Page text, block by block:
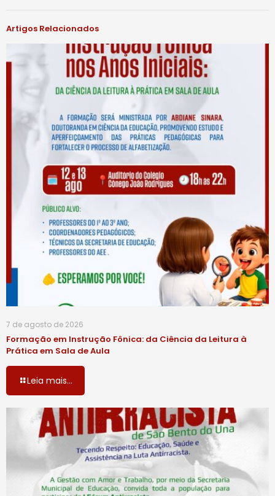
Artigos Relacionados
7 de agosto de 2026
Formação em Instrução Fônica: da Ciência da Leitura à
Prática em Sala de Aula
Leia mais...